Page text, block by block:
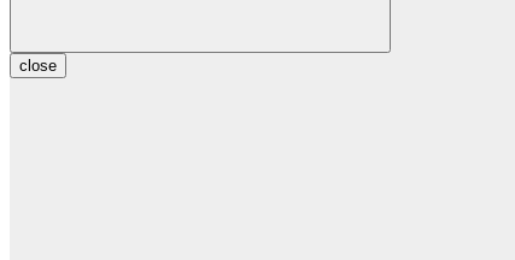
close